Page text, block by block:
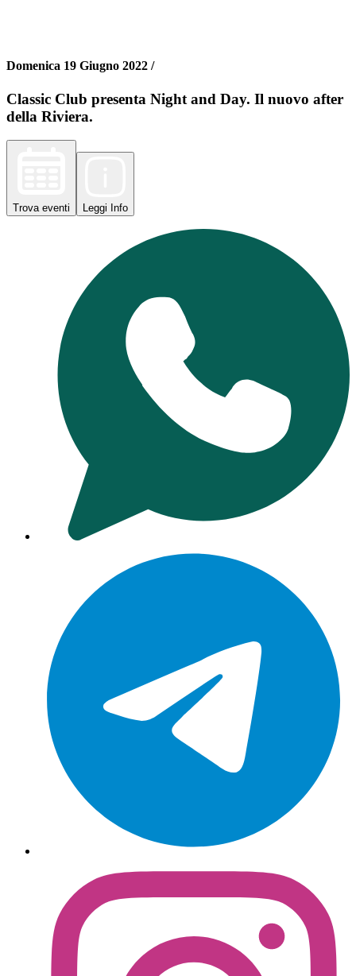
Domenica 19 Giugno 2022 /
Classic Club presenta Night and Day. Il nuovo after
della Riviera.
Trova eventi Leggi Info